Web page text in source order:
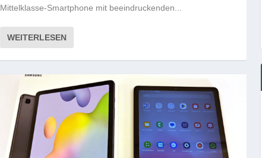
Mittelklasse-Smartphone mit beeindruckenden...
WEITERLESEN